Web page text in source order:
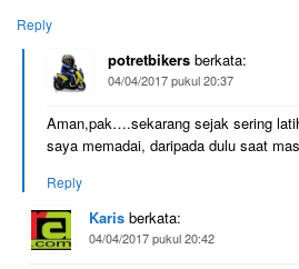
Reply
potretbikers berkata:
04/04/2017 pukul 20:37
Aman,pak….sekarang sejak sering
saya memadai, daripada dulu saat
Reply
Karis berkata:
04/04/2017 pukul 20:42